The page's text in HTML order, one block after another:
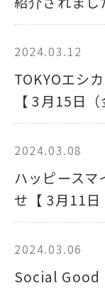
2024.03.12
TOKYOエシ
【 3月15日
2024.03.08
ハッピースマ
せ【 3月11日
2024.03.06
Social Good